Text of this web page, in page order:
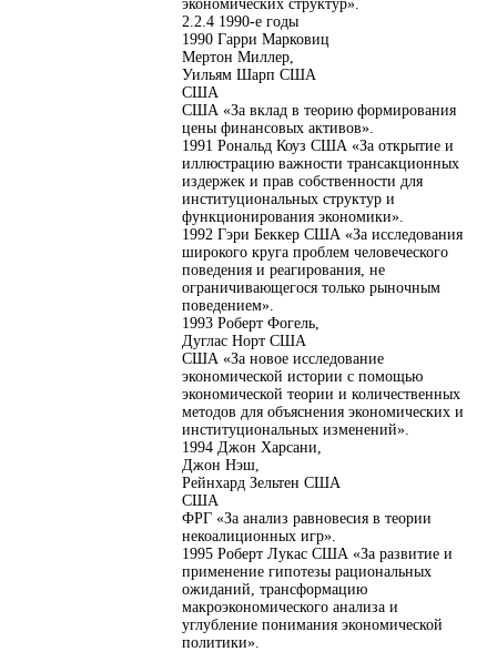
экономических структур».
2.2.4 1990-е годы
1990 Гарри Марковиц
Мертон Миллер,
Уильям Шарп США
США
США «За вклад в теорию формирования
цены финансовых активов».
1991 Рональд Коуз США «За открытие и
иллюстрацию важности трансакционных
издержек и прав собственности для
институциональных структур и
функционирования экономики».
1992 Гэри Беккер США «За исследования
широкого круга проблем человеческого
поведения и реагирования, не
ограничивающегося только рыночным
поведением».
1993 Роберт Фогель,
Дуглас Норт США
США «За новое исследование
экономической истории с помощью
экономической теории и количественных
методов для объяснения экономических и
институциональных изменений».
1994 Джон Харсани,
Джон Нэш,
Рейнхард Зельтен США
США
ФРГ «За анализ равновесия в теории
некоалиционных игр».
1995 Роберт Лукас США «За развитие и
применение гипотезы рациональных
ожиданий, трансформацию
макроэкономического анализа и
углубление понимания экономической
политики».